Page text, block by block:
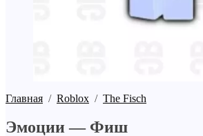
Главная / Roblox / The Fisch
Эмоции — Фиш